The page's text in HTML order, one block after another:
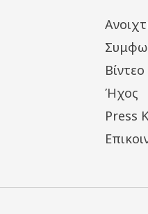
Βίντεο
Ήχος
Press